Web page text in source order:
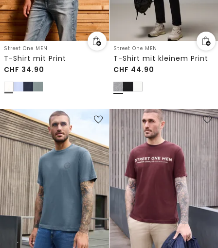
Street One MEN
T-Shirt mit Print
CHF 34.90
Street One MEN
T-Shirt mit kleinem Print
CHF 44.90